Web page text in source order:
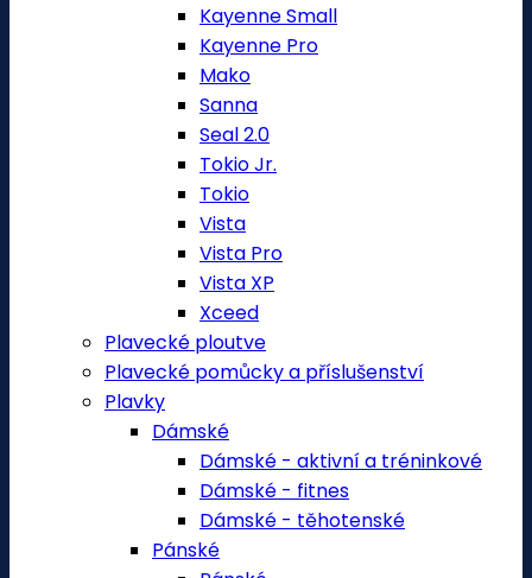
Kayenne Small
Kayenne Pro
Mako
Sanna
Seal 2.0
Tokio Jr.
Tokio
Vista
Vista Pro
Vista XP
Xceed
Plavecké ploutve
Plavecké pomůcky a příslušenství
Plavky
Dámské
Dámské - aktivní a tréninkové
Dámské - fitnes
Dámské - těhotenské
Pánské